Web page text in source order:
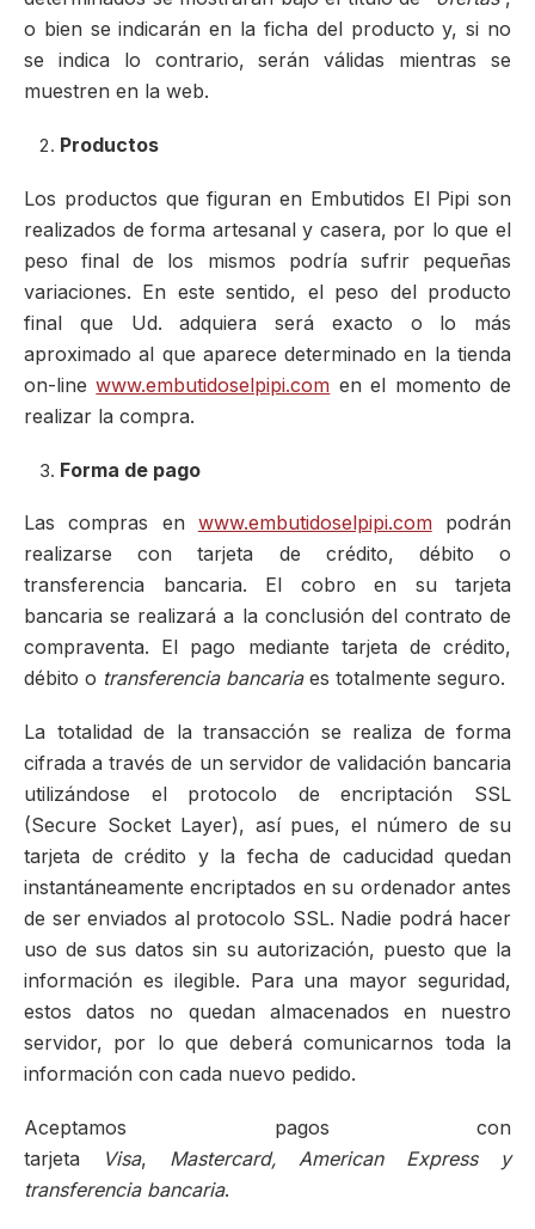
o bien se indicarán en la ficha del producto y, si no
se indica lo contrario, serán válidas mientras se
muestren en la web.
Productos
Los productos que figuran en Embutidos El Pipi son
realizados de forma artesanal y casera, por lo que el
peso final de los mismos podría sufrir pequeñas
variaciones. En este sentido, el peso del producto
final que Ud. adquiera será exacto o lo más
aproximado al que aparece determinado en la tienda
on-linewww.embutidoselpipi.com en el momento de
realizar la compra.
Forma de pago
Las compras en www.embutidoselpipi.compodrán
realizarse con tarjeta de crédito, débito o
transferencia bancaria. El cobro en su tarjeta
bancaria se realizará a la conclusión del contrato de
compraventa. El pago mediante tarjeta de crédito,
débito o transferencia bancariaes totalmente seguro.
La totalidad de la transacción se realiza de forma
cifrada a través de un servidor de validación bancaria
utilizándose el protocolo de encriptación SSL
(Secure Socket Layer), así pues, el número de su
tarjeta de crédito y la fecha de caducidad quedan
instantáneamente encriptados en su ordenador antes
de ser enviados al protocolo SSL. Nadie podrá hacer
uso de sus datos sin su autorización, puesto que la
información es ilegible. Para una mayor seguridad,
estos datos no quedan almacenados en nuestro
servidor, por lo que deberá comunicarnos toda la
información con cada nuevo pedido.
Aceptamos pagos con
tarjeta
Visa, Mastercard,
American Express y
transferencia bancaria.